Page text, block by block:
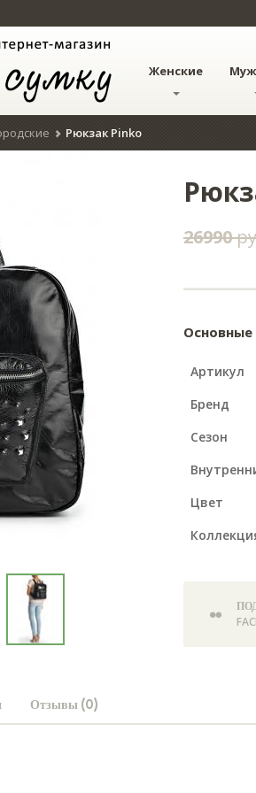
Женские
Рюкзак Pinko
26990
Основные
Артикул
Бренд
Сезон
Цвет
Отзывы (0)